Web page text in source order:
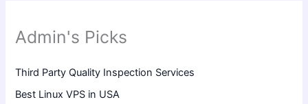
Admin's Picks
Third Party Quality Inspection Services
Best Linux VPS in USA